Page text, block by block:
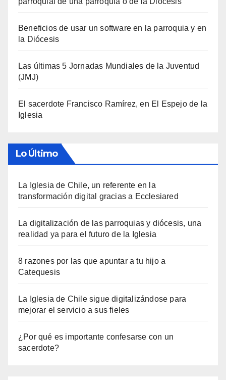
Beneficios de usar un software en la parroquia y en
la Diócesis
Las últimas 5 Jornadas Mundiales de la Juventud
(JMJ)
El sacerdote Francisco Ramírez, en El Espejo de la
Iglesia
Lo Último
La Iglesia de Chile, un referente en la
transformación digital gracias a Ecclesiared
La digitalización de las parroquias y diócesis, una
realidad ya para el futuro de la Iglesia
8 razones por las que apuntar a tu hijo a
Catequesis
La Iglesia de Chile sigue digitalizándose para
mejorar el servicio a sus fieles
¿Por qué es importante confesarse con un
sacerdote?